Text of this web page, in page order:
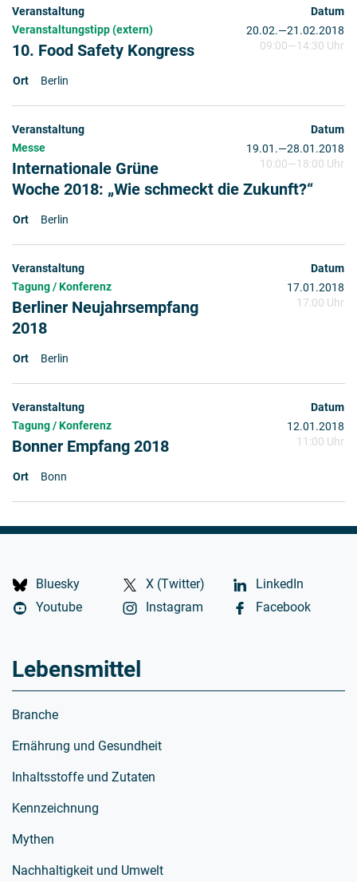
20.02.2018
—21.02.2018
09:00—14:30 Uhr
Veranstaltungstipp (extern)
10. Food Safety Kongress
Berlin
19.01.2018
—28.01.2018
10:00—18:00 Uhr
Messe
Internationale Grüne
Woche 2018: „Wie schmeckt die Zukunft?“
Berlin
17.01.2018
17:00 Uhr
Tagung / Konferenz
Berliner Neujahrsempfang
2018
Berlin
12.01.2018
11:00 Uhr
Tagung / Konferenz
Bonner Empfang 2018
Bonn
Bluesky X (Twitter)
LinkedIn
Youtube
Instagram Facebook
Lebensmittel
Branche
Ernährung und Gesundheit
Inhaltsstoffe und Zutaten
Kennzeichnung
Mythen
Nachhaltigkeit und Umwelt